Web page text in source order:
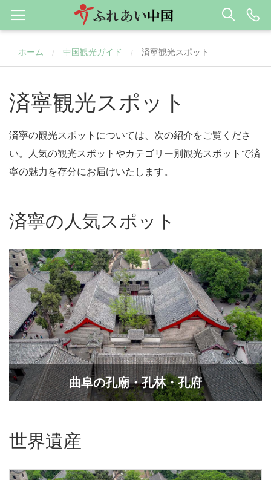
ホーム / 中国観光ガイド / 済寧観光スポット
済寧観光スポット
済寧の観光スポットについては、次の紹介をご覧くださ
い。人気の観光スポットやカテゴリー別観光スポットで済
寧の魅力を存分にお届けいたします。
済寧の人気スポット
曲阜の孔廟・孔林・孔府
世界遺産